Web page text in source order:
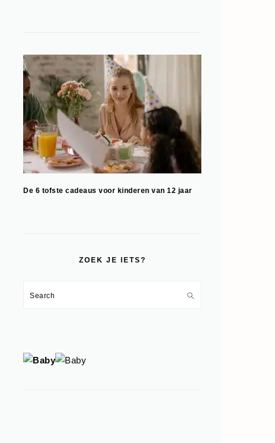
De 6 tofste cadeaus voor kinderen van 12 jaar
ZOEK JE IETS?
Search